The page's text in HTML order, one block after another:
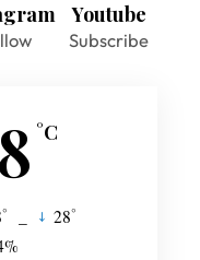
Youtube
Subscribe
°C
° 28°